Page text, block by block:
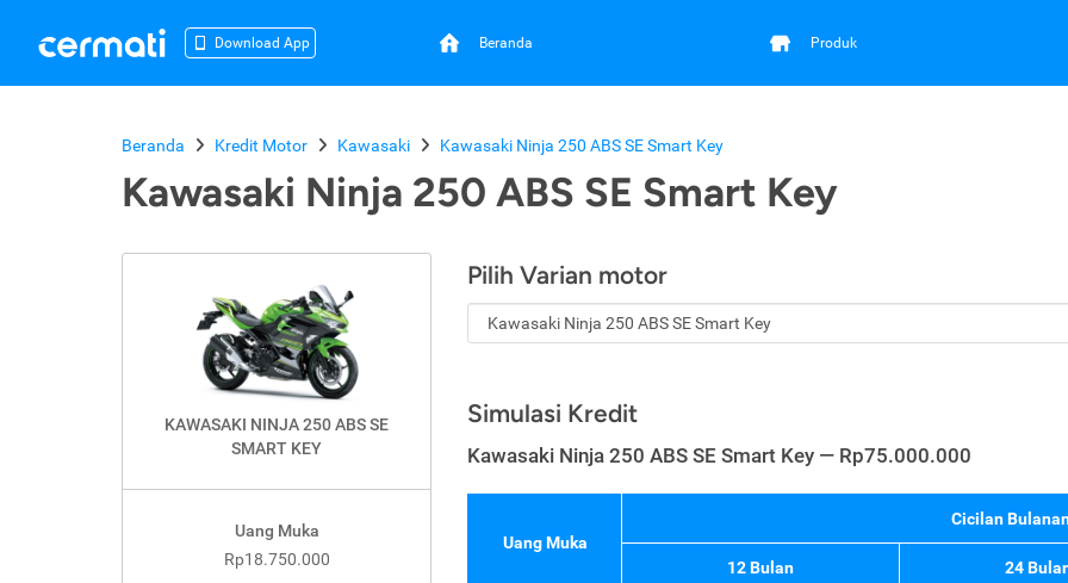
Download App Beranda Produk
Beranda Kredit Motor Kawasaki Kawasaki Ninja 250 ABS SE Smart Key
Kawasaki Ninja 250 ABS SE Smart Key
KAWASAKI NINJA 250 ABS SE
SMART KEY
Uang Muka
Rp18.750.000
Pilih Varian motor
Simulasi Kredit
Kawasaki Ninja 250 ABS SE Smart Key — Rp75.000.000
Uang Muka
Cicilan
12 Bulan 24